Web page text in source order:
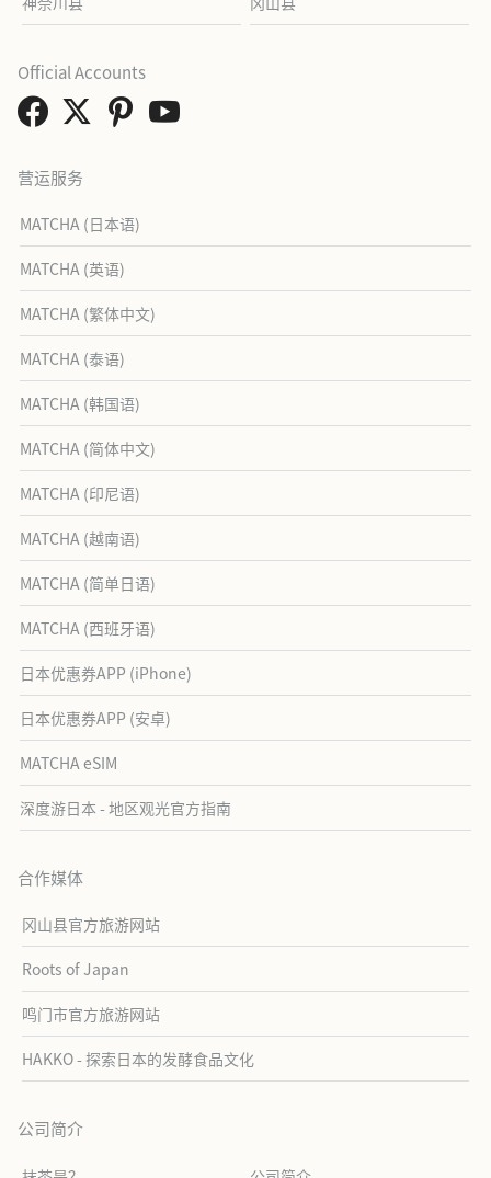
营运服务
MATCHA (日本语)
MATCHA (英语)
MATCHA (繁体中文)
MATCHA (泰语)
MATCHA (韩国语)
MATCHA (简体中文)
MATCHA (印尼语)
MATCHA (越南语)
MATCHA (简单日语)
MATCHA (西班牙语)
日本优惠券APP (iPhone)
日本优惠券APP (安卓)
MATCHA eSIM
深度游日本 - 地区观光官方指南
合作媒体
冈山县官方旅游网站
Roots of Japan
鸣门市官方旅游网站
HAKKO - 探索日本的发酵食品文化
公司简介
Official Accounts